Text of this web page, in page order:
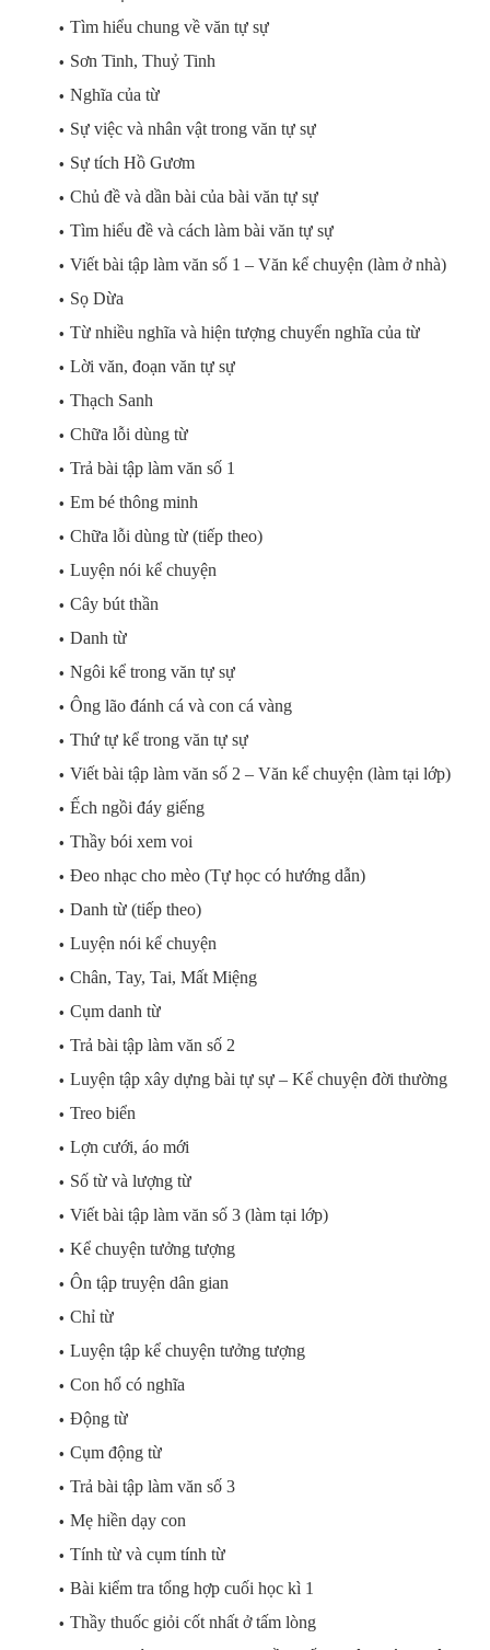
Tìm hiểu chung về văn tự sự
Sơn Tinh, Thuỷ Tinh
Nghĩa của từ
Sự việc và nhân vật trong văn tự sự
Sự tích Hồ Gươm
Chủ đề và dần bài của bài văn tự sự
Tìm hiểu đề và cách làm bài văn tự sự
Viết bài tập làm văn số 1 – Văn kể chuyện (làm ở nhà)
Sọ Dừa
Từ nhiều nghĩa và hiện tượng chuyển nghĩa của từ
Lời văn, đoạn văn tự sự
Thạch Sanh
Chữa lỗi dùng từ
Trả bài tập làm văn số 1
Em bé thông minh
Chữa lỗi dùng từ (tiếp theo)
Luyện nói kể chuyện
Cây bút thần
Danh từ
Ngôi kể trong văn tự sự
Ông lão đánh cá và con cá vàng
Thứ tự kể trong văn tự sự
Viết bài tập làm văn số 2 – Văn kể chuyện (làm tại lớp)
Ếch ngồi đáy giếng
Thầy bói xem voi
Đeo nhạc cho mèo (Tự học có hướng dẫn)
Danh từ (tiếp theo)
Luyện nói kể chuyện
Chân, Tay, Tai, Mất Miệng
Cụm danh từ
Trả bài tập làm văn số 2
Luyện tập xây dựng bài tự sự – Kể chuyện đời thường
Treo biển
Lợn cưới, áo mới
Số từ và lượng từ
Viết bài tập làm văn số 3 (làm tại lớp)
Kể chuyện tưởng tượng
Ôn tập truyện dân gian
Chỉ từ
Luyện tập kể chuyện tưởng tượng
Con hổ có nghĩa
Động từ
Cụm động từ
Trả bài tập làm văn số 3
Mẹ hiền dạy con
Tính từ và cụm tính từ
Bài kiểm tra tổng hợp cuối học kì 1
Thầy thuốc giỏi cốt nhất ở tấm lòng